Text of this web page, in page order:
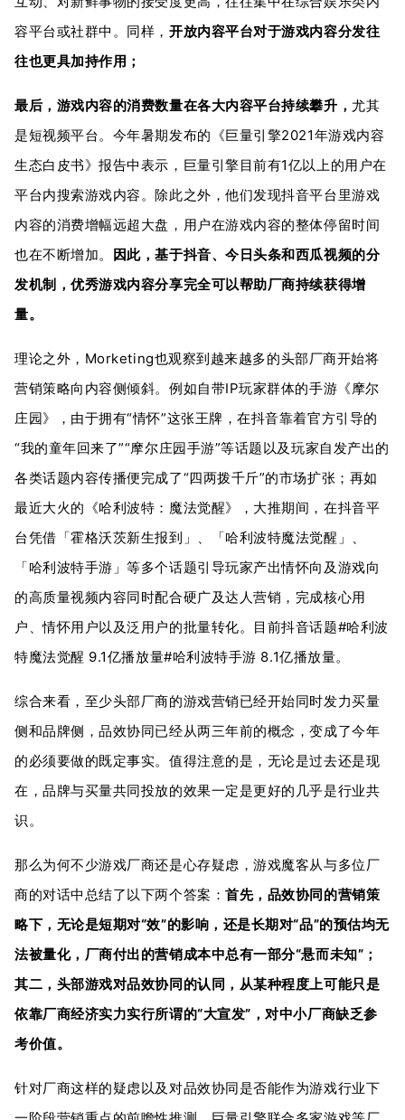
容平台或社群中。同样， 开放内容平台对于游戏内容分发往
往也更具加持作用；
最后，游戏内容的消费数量在各大内容平台持续攀升， 尤其
是短视频平台。今年暑期发布的《巨量引擎2021年游戏内容
生态白皮书》报告中表示，巨量引擎目前有1亿以上的用户在
平台内搜索游戏内容。除此之外，他们发现抖音平台里游戏
内容的消费增幅远超大盘，用户在游戏内容的整体停留时间
也在不断增加。 因此，基于抖音、今日头条和西瓜视频的分
发机制，优秀游戏内容分享完全可以帮助厂商持续获得增
量。
理论之外，Morketing也观察到越来越多的头部厂商开始将
营销策略向内容侧倾斜。例如自带IP玩家群体的手游《摩尔
庄园》，由于拥有“情怀”这张王牌，在抖音靠着官方引导的
“我的童年回来了”“摩尔庄园手游”等话题以及玩家自发产出的
各类话题内容传播便完成了“四两拨千斤”的市场扩张；再如
最近大火的《哈利波特：魔法觉醒》，大推期间，在抖音平
台凭借「霍格沃茨新生报到」、「哈利波特魔法觉醒」、
「哈利波特手游」等多个话题引导玩家产出情怀向及游戏向
的高质量视频内容同时配合硬广及达人营销，完成核心用
户、情怀用户以及泛用户的批量转化。目前抖音话题#哈利波
特魔法觉醒 9.1亿播放量#哈利波特手游 8.1亿播放量。
综合来看，至少头部厂商的游戏营销已经开始同时发力买量
侧和品牌侧，品效协同已经从两三年前的概念，变成了今年
的必须要做的既定事实。值得注意的是，无论是过去还是现
在，品牌与买量共同投放的效果一定是更好的几乎是行业共
识。
那么为何不少游戏厂商还是心存疑虑，游戏魔客从与多位厂
商的对话中总结了以下两个答案：首先，品效协同的营销策
略下，无论是短期对“效”的影响，还是长期对“品”的预估均无
法被量化，厂商付出的营销成本中总有一部分“悬而未知”；
其二，头部游戏对品效协同的认同，从某种程度上可能只是
依靠厂商经济实力实行所谓的“大宣发”，对中小厂商缺乏参
考价值。
针对厂商这样的疑虑以及对品效协同是否能作为游戏行业下